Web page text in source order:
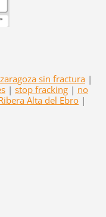
sin fractura |
| stop fracking | no
Alta del Ebro |